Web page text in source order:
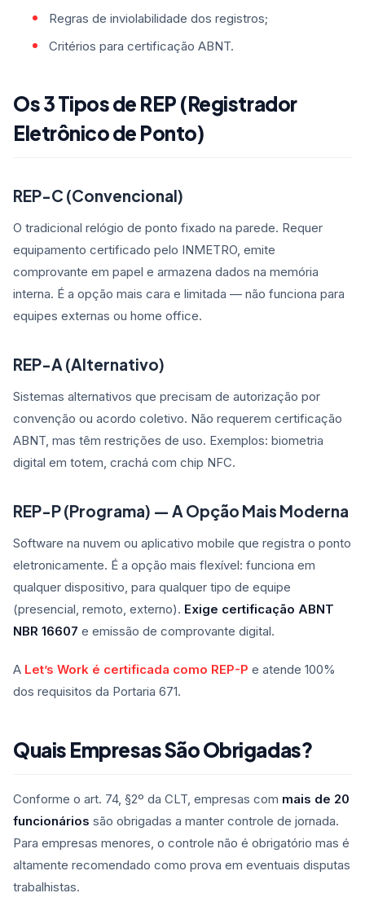
Regras de inviolabilidade dos registros;
Critérios para certificação ABNT.
Os 3 Tipos de REP (Registrador
Eletrônico de Ponto)
REP-C (Convencional)
O tradicional relógio de ponto fixado na parede. Requer
equipamento certificado pelo INMETRO, emite
comprovante em papel e armazena dados na memória
interna. É a opção mais cara e limitada — não funciona para
equipes externas ou home office.
REP-A (Alternativo)
Sistemas alternativos que precisam de autorização por
convenção ou acordo coletivo. Não requerem certificação
ABNT, mas têm restrições de uso. Exemplos: biometria
digital em totem, crachá com chip NFC.
REP-P (Programa) — A Opção Mais Moderna
Software na nuvem ou aplicativo mobile que registra o ponto
eletronicamente. É a opção mais flexível: funciona em
qualquer dispositivo, para qualquer tipo de equipe
(presencial, remoto, externo). Exige certificação ABNT
NBR 16607 e emissão de comprovante digital.
A Let’s Work é certificada como REP-P e atende 100%
dos requisitos da Portaria 671.
Quais Empresas São Obrigadas?
Conforme o art. 74, §2º da CLT, empresas com mais de 20
funcionários são obrigadas a manter controle de jornada.
Para empresas menores, o controle não é obrigatório mas é
altamente recomendado como prova em eventuais disputas
trabalhistas.